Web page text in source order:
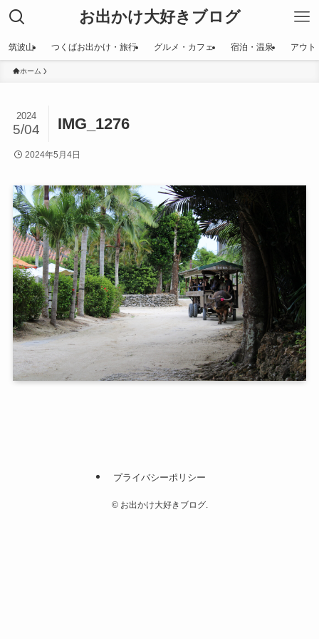
お出かけ大好きブログ
筑波山 つくばお出かけ・旅行 グルメ・カフェ 宿泊・温泉 アウト
ホーム
IMG_1276
2024
5/04
2024年5月4日
プライバシーポリシー
©お出かけ大好きブログ.